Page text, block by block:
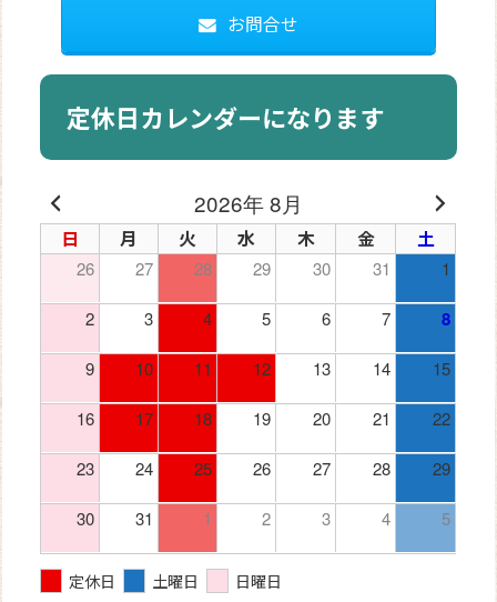
お問合せ
定休日カレンダーになります
2026年 8月
日 月 火 水 木 金 土
26 27 28 29 30 31 1
2 3 4 5 6 7 8
9 10 11 12 13 14 15
16 17 18 19 20 21 22
23 24 25 26 27 28 29
30 31 1 2 3 4 5
定休日 土曜日 日曜日